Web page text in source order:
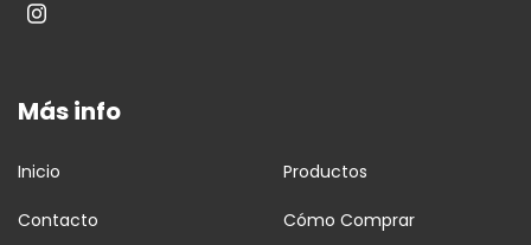
Más info
Inicio Productos
Contacto Cómo Comprar